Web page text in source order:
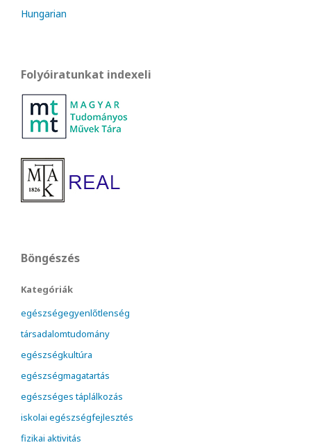
Hungarian
Folyóiratunkat indexeli
Böngészés
Kategóriák
egészségegyenlőtlenség
társadalomtudomány
egészségkultúra
egészségmagatartás
egészséges táplálkozás
iskolai egészségfejlesztés
fizikai aktivitás